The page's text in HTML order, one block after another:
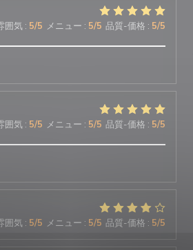
囲気: 5/5 メニュー : 5/5 品質-価格 : 5/5
囲気: 5/5 メニュー : 5/5 品質-価格 : 5/5
囲気 : 5/5 メニュー : 5/5 品質-価格 : 5/5